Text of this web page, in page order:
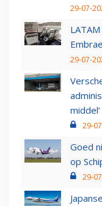
29-07-
29-07-
middel’
29-
Goed
op
29-